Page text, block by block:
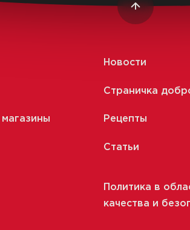
Новости
Страничка
Рецепты
Статьи
Политика в
качества и